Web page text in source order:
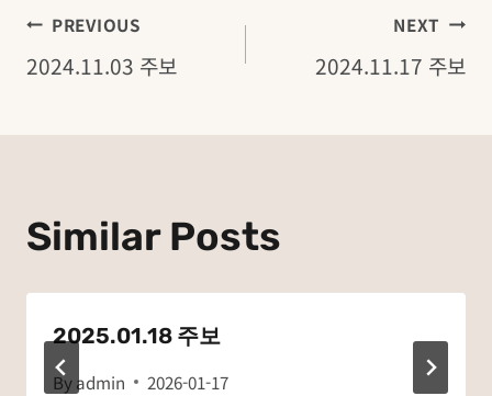
글PREVIOUS
2024.11.03 주보
NEXT
2024.11.17 주보
Similar Posts
2025.01.18 주보
Byadmin 2026-01-17